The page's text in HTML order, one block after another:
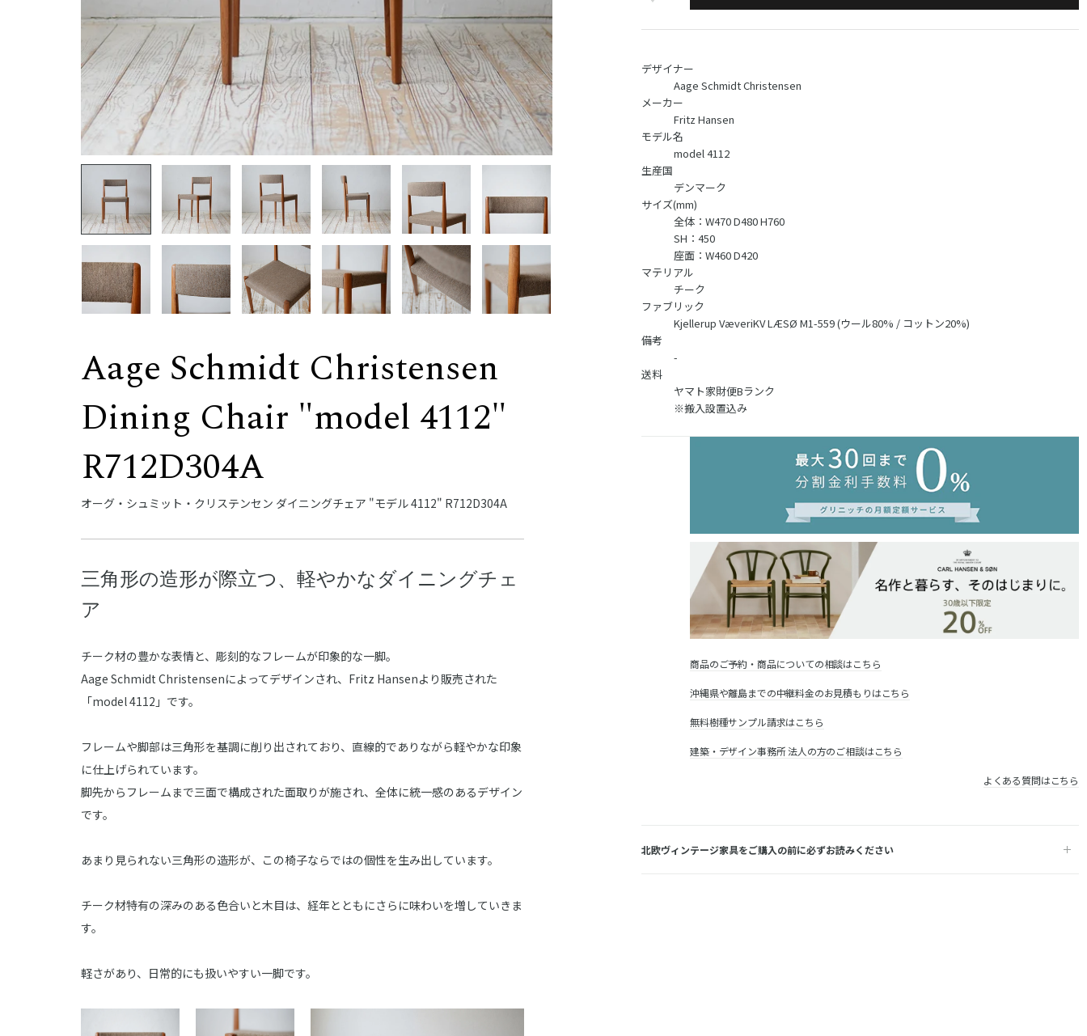
Aage Schmidt Christensen
Dining Chair "model 4112"
R712D304A
オーグ・シュミット・クリステンセン ダイニングチェア "モデル 4112" R712D304A
三角形の造形が際立つ、軽やかなダイニングチェ
ア
チーク材の豊かな表情と、彫刻的なフレームが印象的な一脚。
Aage Schmidt Christensenによってデザインされ、Fritz Hansenより販売された
「model 4112」です。
フレームや脚部は三角形を基調に削り出されており、直線的でありながら軽やかな印象
に仕上げられています。
脚先からフレームまで三面で構成された面取りが施され、全体に統一感のあるデザイン
です。
あまり見られない三角形の造形が、この椅子ならではの個性を生み出しています。
チーク材特有の深みのある色合いと木目は、経年とともにさらに味わいを増していきま
す。
軽さがあり、日常的にも扱いやすい一脚です。
デザイナー
Aage Schmidt Christensen
メーカー
Fritz Hansen
モデル名
model 4112
生産国
デンマーク
サイズ(mm)
全体：W470 D480 H760
SH：450
座面：W460 D420
マテリアル
チーク
ファブリック
Kjellerup VæveriKV LÆSØ M1-559 (ウール80% / コットン20%)
備考
-
送料
ヤマト家財便Bランク
※搬入設置込み
商品のご予約・商品についての相談はこちら
沖縄県や離島までの中継料金のお見積もりはこちら
無料樹種サンプル請求はこちら
建築・デザイン事務所 法人の方のご相談はこちら
よくある質問はこちら
北欧ヴィンテージ家具をご購入の前に必ずお読みください